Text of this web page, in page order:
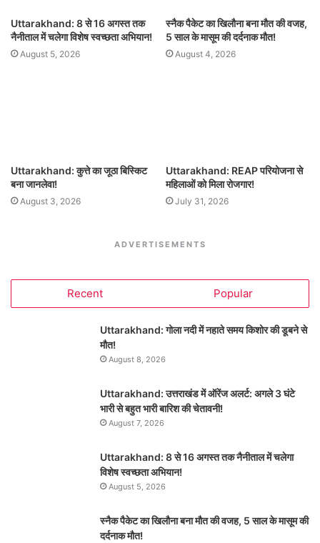
Uttarakhand: 8 से 16 अगस्त तक
नैनीताल में चलेगा विशेष स्वच्छता अभियान!
August 5, 2026
स्नैक पैकेट का खिलौना बना मौत की वजह,
5 साल के मासूम की दर्दनाक मौत!
August 4, 2026
Uttarakhand: कुत्ते का जूठा बिस्किट
बना जानलेवा!
August 3, 2026
Uttarakhand: REAP परियोजना से
महिलाओं को मिला रोजगार!
July 31, 2026
ADVERTISEMENTS
Recent Popular
Uttarakhand: गोला नदी में नहाते समय किशोर की डूबने से
मौत!
August 8, 2026
Uttarakhand: उत्तराखंड में ऑरेंज अलर्ट: अगले 3 घंटे
भारी से बहुत भारी बारिश की चेतावनी!
August 7, 2026
Uttarakhand: 8 से 16 अगस्त तक नैनीताल में चलेगा
विशेष स्वच्छता अभियान!
August 5, 2026
स्नैक पैकेट का खिलौना बना मौत की वजह, 5 साल के मासूम की
दर्दनाक मौत!